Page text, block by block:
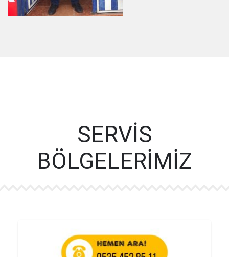
SERVİS
BÖLGELERİMİZ